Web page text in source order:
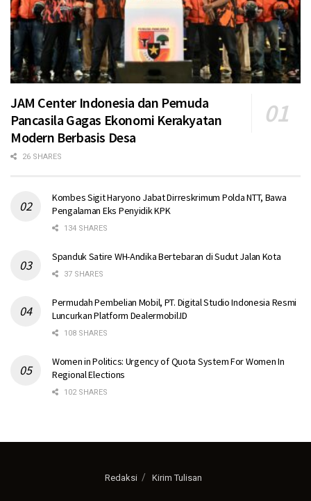
JAM Center Indonesia dan Pemuda
Pancasila Gagas Ekonomi Kerakyatan
Modern Berbasis Desa
26 SHARES
Kombes Sigit Haryono Jabat Dirreskrimum Polda NTT, Bawa
Pengalaman Eks Penyidik KPK
134 SHARES
Spanduk Satire WH-Andika Bertebaran di Sudut Jalan Kota
37 SHARES
Permudah Pembelian Mobil, PT. Digital Studio Indonesia Resmi
Luncurkan Platform Dealermobil.ID
108 SHARES
Women in Politics: Urgency of Quota System For Women In
Regional Elections
102 SHARES
Redaksi Kirim Tulisan